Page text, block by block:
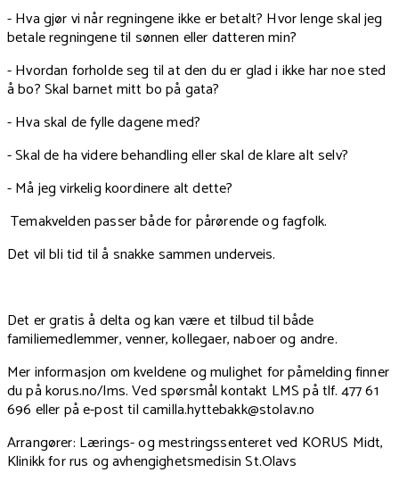
- Hva gjør vi når regningene ikke er betalt? Hvor lenge skal jeg
betale regningene til sønnen eller datteren min?
- Hvordan forholde seg til at den du er glad i ikke har noe sted
å bo? Skal barnet mitt bo på gata?
- Hva skal de fylle dagene med?
- Skal de ha videre behandling eller skal de klare alt selv?
- Må jeg virkelig koordinere alt dette?
Temakvelden passer både for pårørende og fagfolk.
Det vil bli tid til å snakke sammen underveis.
Det er gratis å delta og kan være et tilbud til både
familiemedlemmer, venner, kollegaer, naboer og andre.
Mer informasjon om kveldene og mulighet for påmelding finner
du på korus.no/lms. Ved spørsmål kontakt LMS på tlf. 477 61
696 eller på e-post til camilla.hyttebakk@stolav.no
Arrangører: Lærings- og mestringssenteret ved KORUS Midt,
Klinikk for rus og avhengighetsmedisin St.Olavs